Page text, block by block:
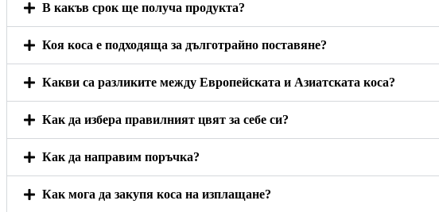
В какъв срок ще получа продукта?
Коя коса е подходяща за дълготрайно поставяне?
Какви са разликите между Европейската и Азиатската коса?
Как да избера правилният цвят за себе си?
Как да направим поръчка?
Как мога да закупя коса на изплащане?